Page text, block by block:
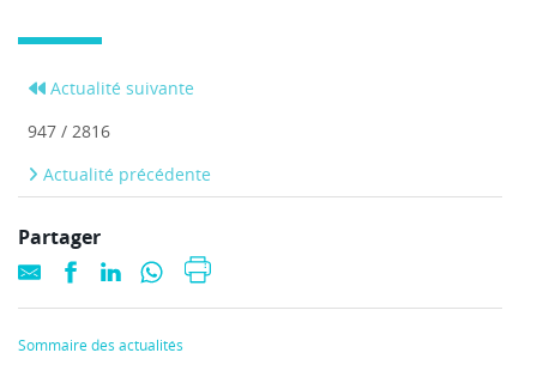
Actualité suivante
947 / 2816
Actualité précédente
Partager
Sommaire des actualités